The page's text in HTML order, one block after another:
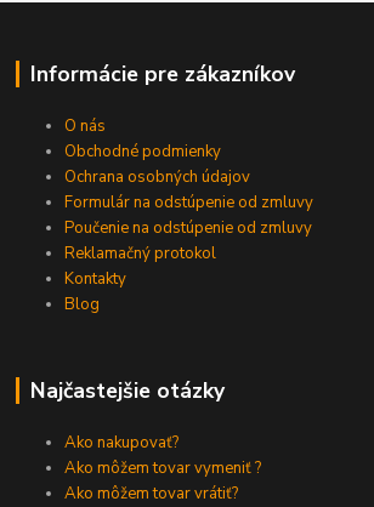
Informácie pre zákazníkov
O nás
Obchodné podmienky
Ochrana osobných údajov
Formulár na odstúpenie od zmluvy
Poučenie na odstúpenie od zmluvy
Reklamačný protokol
Kontakty
Blog
Najčastejšie otázky
Ako nakupovať?
Ako môžem tovar vymeniť ?
Ako môžem tovar vrátiť?